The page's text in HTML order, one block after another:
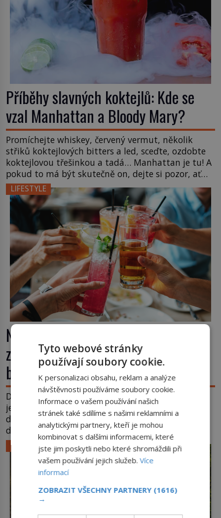
Příběhy slavných koktejlů: Kde se
vzal Manhattan a Bloody Mary?
Promíchejte whiskey, červený vermut, několik
střiků koktejlových bitters a led, sceďte, ozdobte
koktejlovou třešinkou a tadá… Manhattan je tu! A
pokud to má být skutečně on, dejte si pozor, ať
místo klasické americké rye whiskey či klidně
bourbonu nepoužijete skotskou whisku. Co se
stane? Inu, koktejl bude stále skvělý, ale už to
nebude Manhattan ale […]
LIFESTYLE
Nápoj, která chutná po seně. Jak
znechucený Američan vymyslel
brčko
Dnes je brčko naprostou samozřejmostí. Jenže
ještě v 19. století lidé upíjejí limonády i koktejly
dutými stébly žita nebo žitné slámy. Fungují sice
dobře, mají ale jednu nepříjemnou vlastnost po
chvíli se rozmáčejí a nápoji dodávají travnatou
příchuť. Právě tahle drobná nepříjemnost přivede
amerického výrobce cigaretových náustků k
nápadu, který změní způsob pití po celém […]
LIFESTYLE
Tyto webové stránky
používají soubory cookie.
K personalizaci obsahu, reklam a analýze
návštěvnosti používáme soubory cookie.
Informace o vašem používání našich
stránek také sdílíme s našimi reklamními a
analytickými partnery, kteří je mohou
kombinovat s dalšími informacemi, které
jste jim poskytli nebo které shromáždili při
vašem používání jejich služeb.Více
informací
ZOBRAZIT VŠECHNY PARTNERY (1616)
→